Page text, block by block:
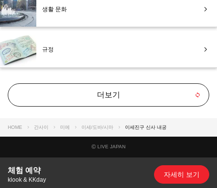
체험 예약
klook & KKday
자세히 보기
생활 문화
규정
더보기
HOME 간사이 미에 이세/도바/시마 이세진구 신사 내궁
© LIVE JAPAN